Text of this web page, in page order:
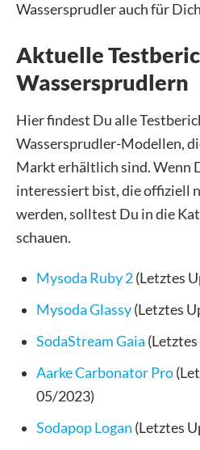
Wassersprudler auch für
Aktuelle
Wassersprudlern
Hier findest Du alle
Wassersprudler-Modellen,
Markt erhältlich sind. Wenn
interessiert bist, die offiziell
werden, solltest Du in die
schauen.
Mysoda Ruby 2(Letztes
Mysoda Glassy(Letztes
SodaStream Gaia
Aarke Carbonator Pro
05/2023)
Sodapop Logan (Letztes